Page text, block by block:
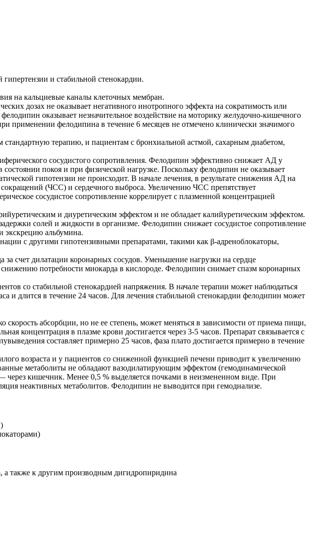
и стабильной стенокардии.
на кальциевые каналы клеточных мембран.
дозах не оказывает негативного инотропного эффекта на сократимость или
оказывает незначительное воздействие на моторику желудочно-кишечного
применении фелодипина в течение 6 месяцев не отмечено клинически значимого
терапию, и пациентам с бронхиальной астмой, сахарным диабетом,
сосудистого сопротивления. Фелодипин эффективно снижает АД у
покоя и при физической нагрузке. Поскольку фелодипин не оказывает
гипотензии не происходит. В начале лечения, в результате снижения АД на
(ЧСС) и сердечного выброса. Увеличению ЧСС препятствует
сосудистое сопротивление коррелирует с плазменной концентрацией
и диуретическим эффектом и не обладает калийуретическим эффектом.
солей и жидкости в организме. Фелодипин снижает сосудистое сопротивление
экскрецию альбумина.
с другими гипотензивными препаратами, такими как β-адреноблокаторы,
счет дилатации коронарных сосудов. Уменьшение нагрузки на сердце
потребности миокарда в кислороде. Фелодипин снимает спазм коронарных
со стабильной стенокардией напряжения. В начале терапии может наблюдаться
и длится в течение 24 часов. Для лечения стабильной стенокардии фелодипин может
абсорбции, но не ее степень, может меняться в зависимости от приема пищи,
концентрация в плазме крови достигается через 3-5 часов. Препарат связывается с
составляет примерно 25 часов, фаза плато достигается примерно в течение
возраста и у пациентов со сниженной функцией печени приводит к увеличению
метаболиты не обладают вазодилатирующим эффектом (гемодинамической
через кишечник. Менее 0,5 % выделяется почками в неизмененном виде. При
неактивных метаболитов. Фелодипин не выводится при гемодиализе.
а также к другим производным дигидропиридина